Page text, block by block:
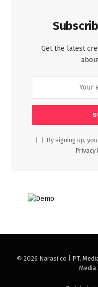
Get the latest
By signing up,
Privacy
© 2026 Narasi.co | PT.
Media